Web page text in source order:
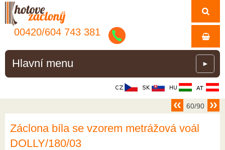
00420/604 743 381
Hlavní menu ►
60/90
Záclona bíla se vzorem metrážová voál
DOLLY/180/03